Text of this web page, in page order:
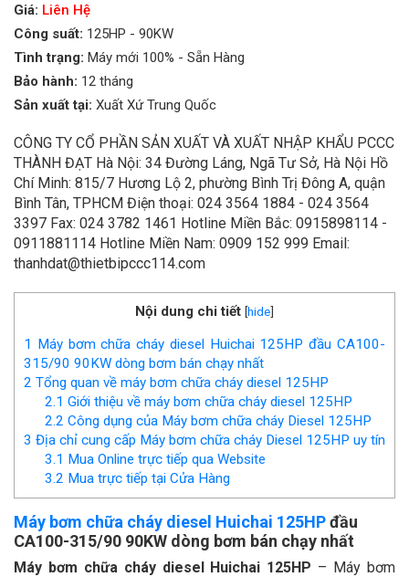
Giá: Liên Hệ
Công suất: 125HP - 90KW
Tình trạng: Máy mới 100% - Sẵn Hàng
Bảo hành: 12 tháng
Sản xuất tại: Xuất Xứ Trung Quốc
CÔNG TY CỔ PHẦN SẢN XUẤT VÀ XUẤT NHẬP KHẨU PCCC
THÀNH ĐẠT Hà Nội: 34 Đường Láng, Ngã Tư Sở, Hà Nội Hồ
Chí Minh: 815/7 Hương Lộ 2, phường Bình Trị Đông A, quận
Bình Tân, TPHCM Điện thoại: 024 3564 1884 - 024 3564
3397 Fax: 024 3782 1461 Hotline Miền Bắc: 0915898114 -
0911881114 Hotline Miền Nam: 0909 152 999 Email:
thanhdat@thietbipccc114.com
Nội dung chi tiết [hide]
1 Máy bơm chữa cháy diesel Huichai 125HP đầu CA100-
315/90 90KW dòng bơm bán chạy nhất
2 Tổng quan về máy bơm chữa cháy diesel 125HP
2.1 Giới thiệu về máy bơm chữa cháy diesel 125HP
2.2 Công dụng của Máy bơm chữa cháy Diesel 125HP
3 Địa chỉ cung cấp Máy bơm chữa cháy Diesel 125HP uy tín
3.1 Mua Online trực tiếp qua Website
3.2 Mua trực tiếp tại Cửa Hàng
Máy bơm chữa cháy diesel Huichai 125HPđầu
CA100-315/90 90KW dòng bơm bán chạy nhất
Máy bơm chữa cháy diesel Huichai 125HP – Máy bơm